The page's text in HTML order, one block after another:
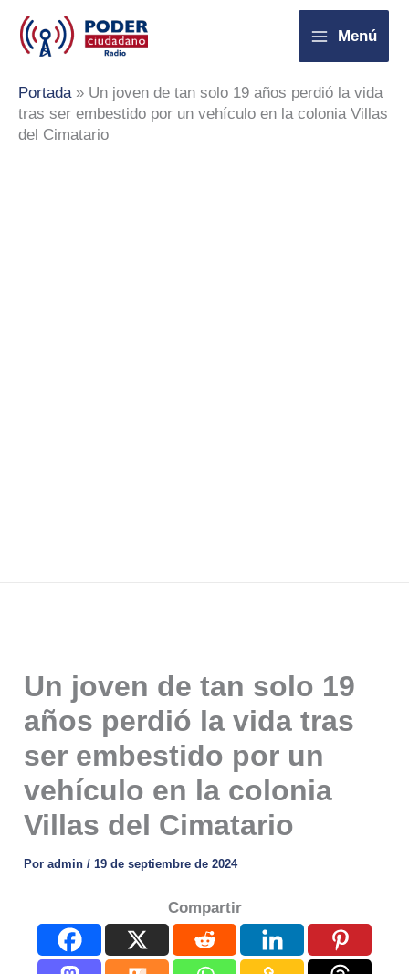
contenido
Menú
Portada» Un joven de tan solo 19 años perdió la vida
tras ser embestido por un vehículo en la colonia Villas
del Cimatario
Un joven de tan solo 19
años perdió la vida tras
ser embestido por un
vehículo en la colonia
Villas del Cimatario
Poradmin/ 19 de septiembre de 2024
Compartir